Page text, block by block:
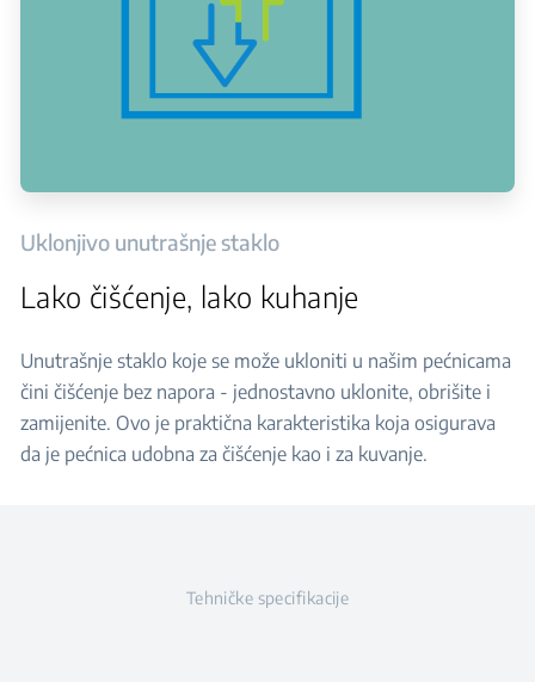
Uklonjivo unutrašnje staklo
Lako čišćenje, lako kuhanje
Unutrašnje staklo koje se može ukloniti u našim pećnicama
čini čišćenje bez napora - jednostavno uklonite, obrišite i
zamijenite. Ovo je praktična karakteristika koja osigurava
da je pećnica udobna za čišćenje kao i za kuvanje.
Tehničke specifikacije